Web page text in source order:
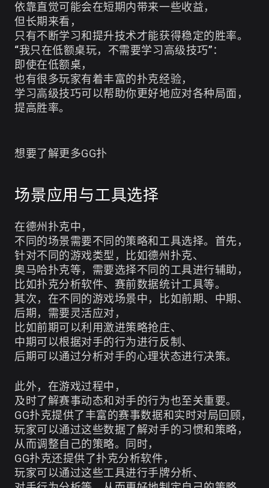
依靠直觉可能会在短期内带来一些收益，
但长期来看，
只有不断学习和提升技术才能获得稳定的胜率。
“我只在低额桌玩，不需要学习高级技巧”：
即使在低额桌，
也有很多玩家有着丰富的扑克经验，
学习高级技巧可以帮助你更好地应对各种局面，
提高胜率。
想要了解更多GG扑
场景应用与工具选择
在德州扑克中，
不同的场景需要不同的策略和工具选择。首先，
针对不同的游戏类型，比如德州扑克、
奥马哈扑克等，需要选择不同的工具进行辅助，
比如扑克分析软件、赛前数据统计工具等。
其次，在不同的游戏场景中，比如前期、中期、
后期，需要灵活应对，
比如前期可以利用激进策略抢庄、
中期可以根据对手的行为进行反制、
后期可以通过分析对手的心理状态进行决策。
此外，在游戏过程中，
及时了解赛事动态和对手的行为也至关重要。
GG扑克提供了丰富的赛事数据和实时对局回顾，
玩家可以通过这些数据了解对手的习惯和策略，
从而调整自己的策略。同时，
GG扑克还提供了扑克分析软件，
玩家可以通过这些工具进行手牌分析、